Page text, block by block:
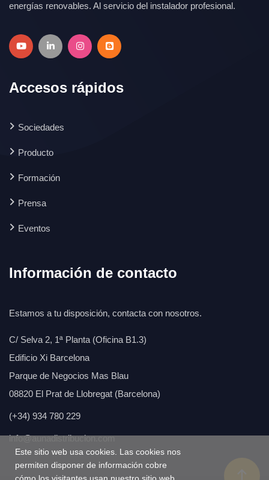
energías renovables. Al servicio del instalador profesional.
Accesos rápidos
Sociedades
Producto
Formación
Prensa
Eventos
Información de contacto
Estamos a tu disposición, contacta con nosotros.
C/ Selva 2, 1ª Planta (Oficina B1.3)
Edificio Xi Barcelona
Parque de Negocios Mas Blau
08820 El Prat de Llobregat (Barcelona)
(+34) 934 780 229
info@aunadistribucion.com
Este sitio web usa cookies. Las cookies nos
permiten disponer de información cobre